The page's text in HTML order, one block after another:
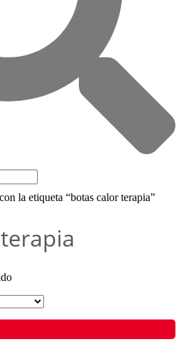
la etiqueta “botas calor terapia”